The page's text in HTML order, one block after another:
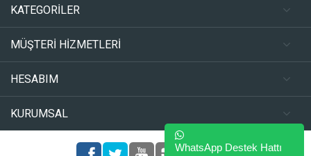
KATEGORİLER
MÜŞTERİ HİZMETLERİ
HESABIM
KURUMSAL
WhatsApp Destek Hattı